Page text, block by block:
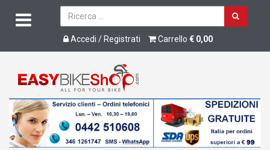
Accedi / Registrati Carrello € 0,00